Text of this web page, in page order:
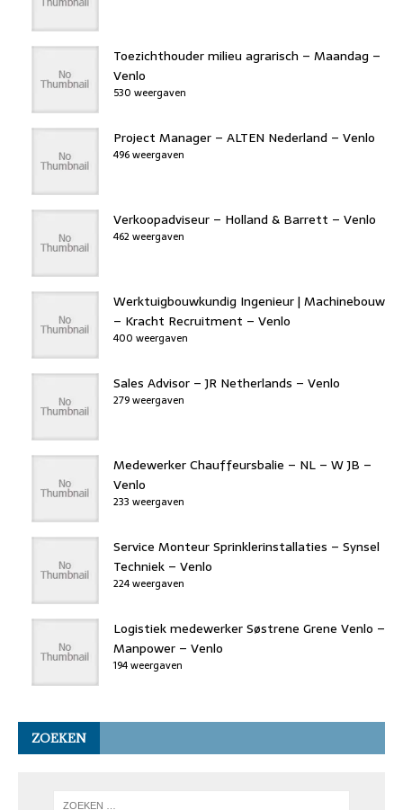
Toezichthouder milieu agrarisch – Maandag –
Venlo
530 weergaven
Project Manager – ALTEN Nederland – Venlo
496 weergaven
Verkoopadviseur – Holland & Barrett – Venlo
462 weergaven
Werktuigbouwkundig Ingenieur | Machinebouw
– Kracht Recruitment – Venlo
400 weergaven
Sales Advisor – JR Netherlands – Venlo
279 weergaven
Medewerker Chauffeursbalie – NL – W JB –
Venlo
233 weergaven
Service Monteur Sprinklerinstallaties – Synsel
Techniek – Venlo
224 weergaven
Logistiek medewerker Søstrene Grene Venlo –
Manpower – Venlo
194 weergaven
ZOEKEN